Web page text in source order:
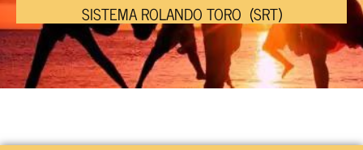
SISTEMA ROLANDO TORO (SRT)